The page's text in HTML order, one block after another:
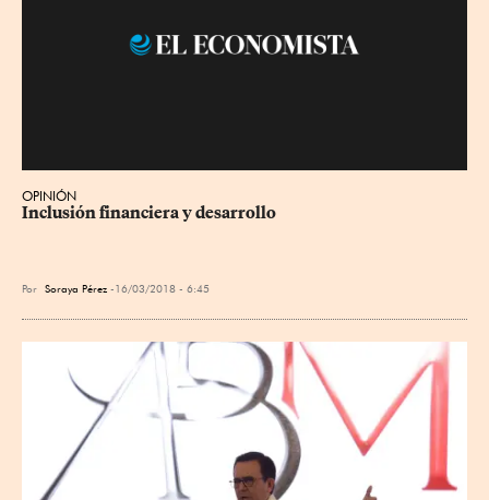
OPINIÓN
Inclusión financiera y desarrollo
Por Soraya Pérez 16/03/2018 - 6:45